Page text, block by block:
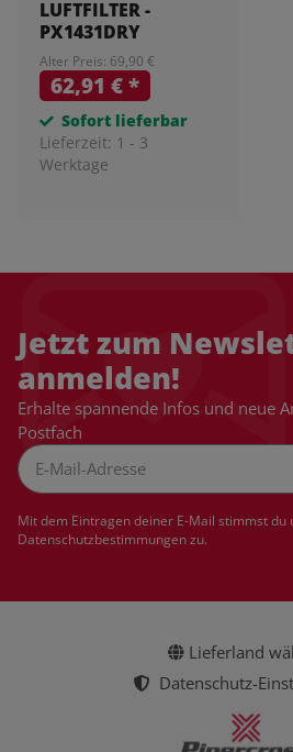
LUFTFILTER -
PX1431DRY
Alter Preis: 69,90 €
62,91 €*
Sofort lieferbar
Lieferzeit: 1 - 3
Werktage
Jetzt zum
anmelden!
Erhalte spannende Infos und neue
Postfach
Mit dem Eintragen deiner E-Mail stimmst du
Datenschutzbestimmungenzu.
Lieferland
Datenschutz-